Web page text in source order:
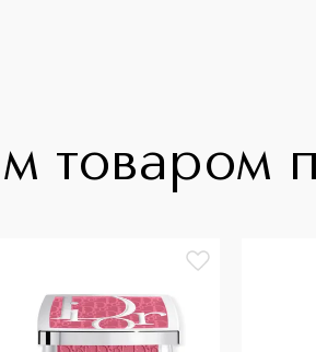
товаром